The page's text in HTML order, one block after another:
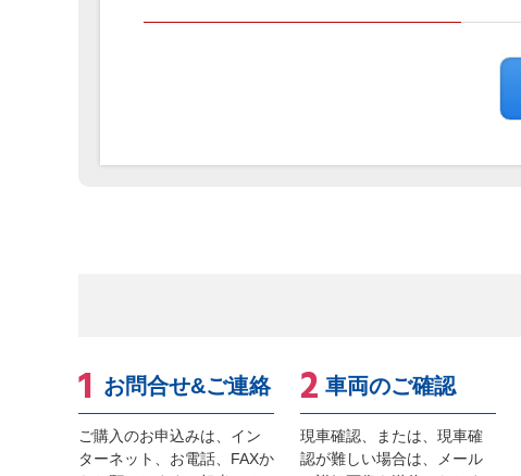
お問合せ&ご連絡
ご購入のお申込みは、イン
ターネット、お電話、FAXか
車両のご確認
現車確認、または、現車確
認が難しい場合は、メール